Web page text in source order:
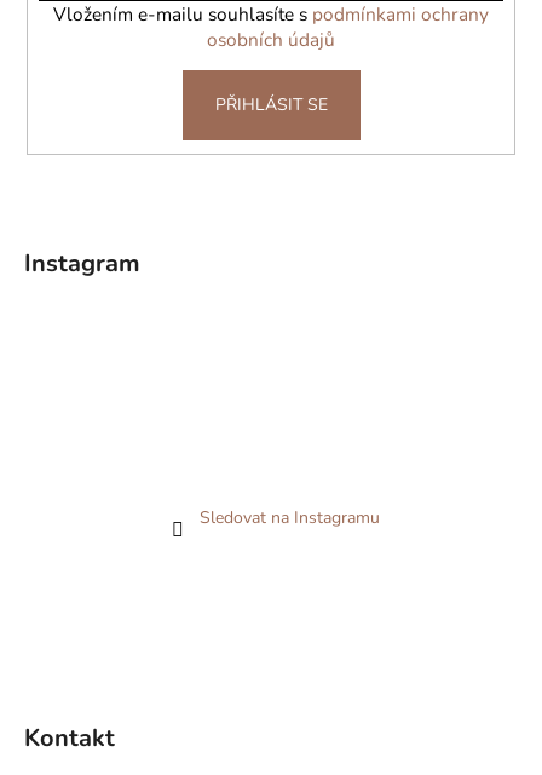
Vložením e-mailu souhlasíte s podmínkami ochrany
osobních údajů
PŘIHLÁSIT SE
Instagram
Sledovat na Instagramu
Kontakt